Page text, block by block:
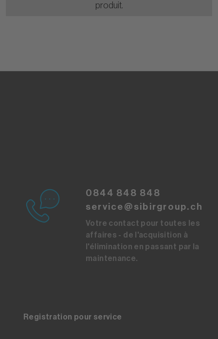
produit.
0844 848 848
service@sibirgroup.ch
Votre contact pour toutes les
affaires - de l'acquisition à
l'élimination en passant par la
maintenance.
Registration pour service